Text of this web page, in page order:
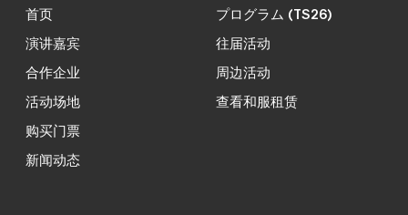
首页
演讲嘉宾
合作企业
活动场地
购买门票
新闻动态
プログラム (TS26)
往届活动
周边活动
查看和服租赁